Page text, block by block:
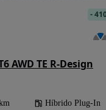
AWD TE R-Design
Híbrido Plug-In
-